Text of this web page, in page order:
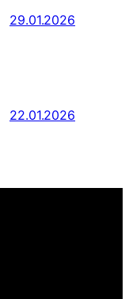
29.01.2026
22.01.2026